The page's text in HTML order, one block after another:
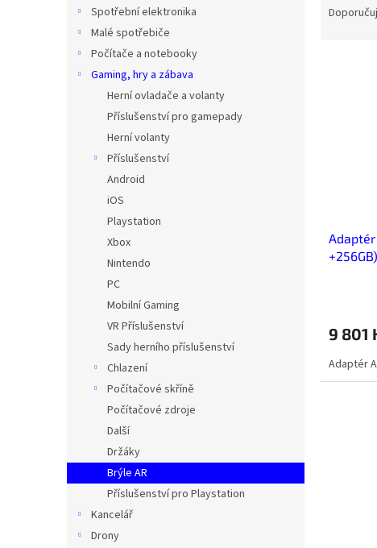
Spotřební elektronika
Malé spotřebiče
Počítače a notebooky
Gaming, hry a zábava
Herní ovladače a volanty
Příslušenství pro gamepady
Herní volanty
Příslušenství
Android
iOS
Playstation
Xbox
Nintendo
PC
Mobilní Gaming
VR Příslušenství
Sady herního příslušenství
Chlazení
Počítačové skříně
Počítačové zdroje
Další
Držáky
Brýle AR
Příslušenství pro Playstation
Kancelář
Drony
Adaptér
+256GB)
9 801
Adaptér